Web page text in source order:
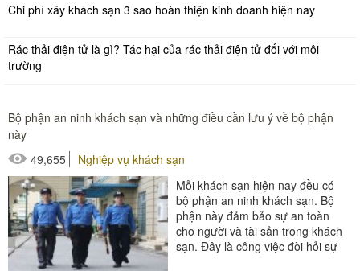
Chi phí xây khách sạn 3 sao hoàn thiện kinh doanh hiện nay
Rác thải điện tử là gì? Tác hại của rác thải điện tử đối với môi
trường
Bộ phận an ninh khách sạn và những điều cần lưu ý về bộ phận
này
49,655
Nghiệp vụ khách sạn
Mỗi khách sạn hiện nay đều có
bộ phận an ninh khách sạn. Bộ
phận này đảm bảo sự an toàn
cho người và tài sản trong khách
sạn. Đây là công việc đòi hỏi sự